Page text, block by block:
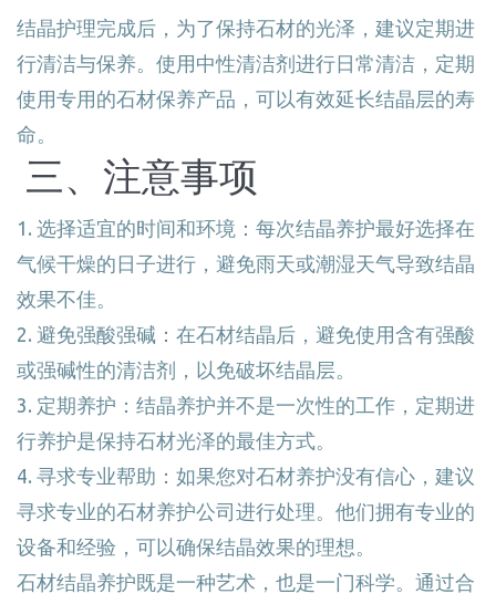
结晶护理完成后，为了保持石材的光泽，建议定期进
行清洁与保养。使用中性清洁剂进行日常清洁，定期
使用专用的石材保养产品，可以有效延长结晶层的寿
命。
三、注意事项
1. 选择适宜的时间和环境：每次结晶养护最好选择在
气候干燥的日子进行，避免雨天或潮湿天气导致结晶
效果不佳。
2. 避免强酸强碱：在石材结晶后，避免使用含有强酸
或强碱性的清洁剂，以免破坏结晶层。
3. 定期养护：结晶养护并不是一次性的工作，定期进
行养护是保持石材光泽的最佳方式。
4. 寻求专业帮助：如果您对石材养护没有信心，建议
寻求专业的石材养护公司进行处理。他们拥有专业的
设备和经验，可以确保结晶效果的理想。
石材结晶养护既是一种艺术，也是一门科学。通过合